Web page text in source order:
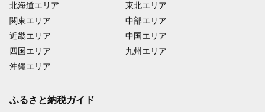
北海道エリア
関東エリア
近畿エリア
四国エリア
沖縄エリア
東北エリア
中部エリア
中国エリア
九州エリア
ふるさと納税ガイド